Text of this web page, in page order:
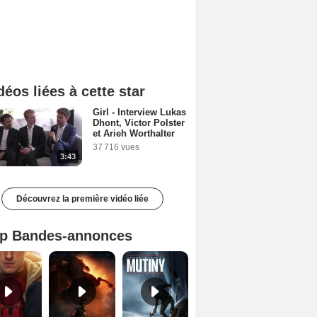
liées à cette star
3:43
Girl - Interview Lukas
Dhont, Victor Polster
et Arieh Worthalter
37 716 vues
Découvrez la première vidéo liée
Bandes-annonces
Spider-Man: Brand New Day Bande-annonce VO STFR L'Odyssée Bande-annonce VO STFR